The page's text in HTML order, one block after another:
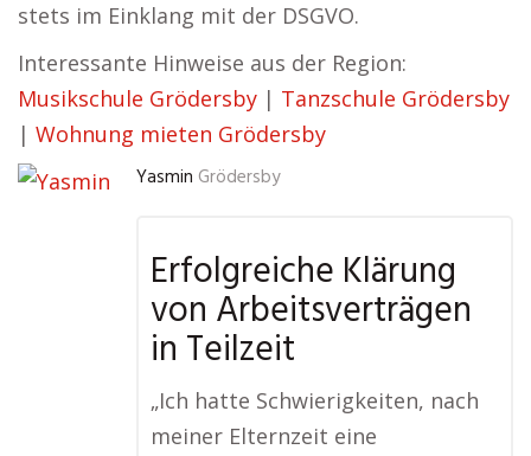
stets im Einklang mit der DSGVO.
Interessante Hinweise aus der Region:
Musikschule Grödersby | Tanzschule Grödersby
| Wohnung mieten Grödersby
Yasmin Grödersby
Erfolgreiche Klärung
von Arbeitsverträgen
in Teilzeit
„Ich hatte Schwierigkeiten, nach
meiner Elternzeit eine